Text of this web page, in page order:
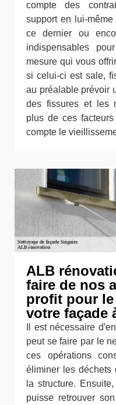
compte des
support en lui-
ce dernier ou
indispensables
mesure qui vous
si celui-ci est sale,
au préalable prévoir
des fissures et les
plus de ces
compte le
ALB
faire de nos
profit pour
votre façade
Il est nécessaire
peut se faire par le
ces opérations
éliminer les déchets
la structure.
puisse retrouver